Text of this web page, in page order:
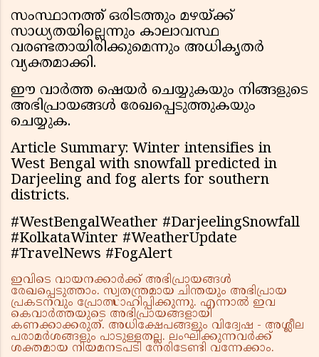
സംസ്ഥാനത്ത് ഒരിടത്തും മഴയ്ക്ക്
സാധ്യതയില്ലെന്നും കാലാവസ്ഥ
വരണ്ടതായിരിക്കുമെന്നും അധികൃതർ
വ്യക്തമാക്കി.
ഈ വാർത്ത ഷെയർ ചെയ്യുകയും നിങ്ങളുടെ
അഭിപ്രായങ്ങൾ രേഖപ്പെടുത്തുകയും
ചെയ്യുക.
Article Summary: Winter intensifies in
West Bengal with snowfall predicted in
Darjeeling and fog alerts for southern
districts.
#WestBengalWeather #DarjeelingSnowfall
#KolkataWinter #WeatherUpdate
#TravelNews #FogAlert
ഇവിടെ വായനക്കാർക്ക് അഭിപ്രായങ്ങൾ
രേഖപ്പെടുത്താം. സ്വതന്ത്രമായ ചിന്തയും അഭിപ്രായ
പ്രകടനവും പ്രോത്സാഹിപ്പിക്കുന്നു. എന്നാൽ ഇവ
കെവാർത്തയുടെ അഭിപ്രായങ്ങളായി
കണക്കാക്കരുത്. അധിക്ഷേപങ്ങളും വിദ്വേഷ - അശ്ലീല
പരാമർശങ്ങളും പാടുള്ളതല്ല. ലംഘിക്കുന്നവർക്ക്
ശക്തമായ നിയമനടപടി നേരിടേണ്ടി വന്നേക്കാം.